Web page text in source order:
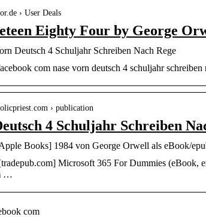
› User Deals
Eighty Four by George
Deutsch 4 Schuljahr Schreiben Nach Rege
com nase vorn deutsch 4 schuljahr
› publication
4 Schuljahr Schreiben
Books] 1984 von George Orwell als eBook/
Microsoft 365 For Dummies (eBook,
…
com